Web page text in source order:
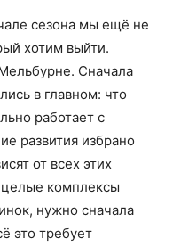
сезона мы ещё не
хотим выйти.
Сначала
в главном: что
работает с
развития избрано
от всех этих
целые комплексы
нужно сначала
это требует